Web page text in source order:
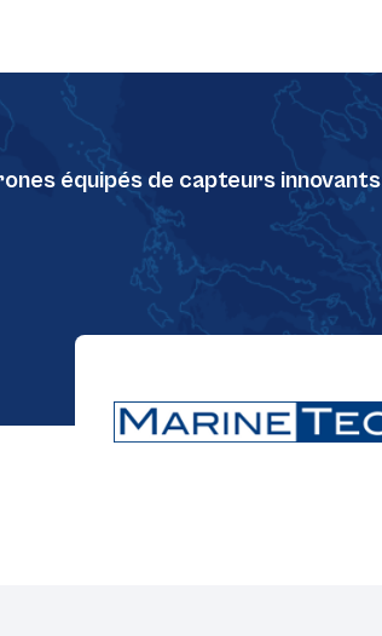
équipés de capteurs innovants